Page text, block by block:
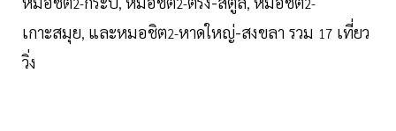
เกาะสมุย, และหมอชิต2-หาดใหญ่-สงขลา รวม 17 เที่ยว
วิ่ง